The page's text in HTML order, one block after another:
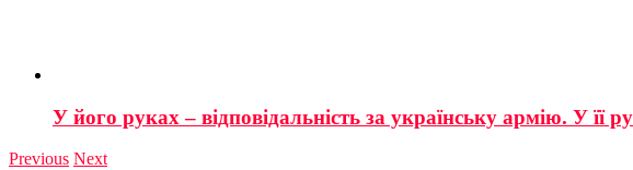
У його руках – відповідальність за українську армію. У її
Previous Next